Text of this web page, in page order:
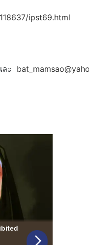
118637/ipst69.html
ะ